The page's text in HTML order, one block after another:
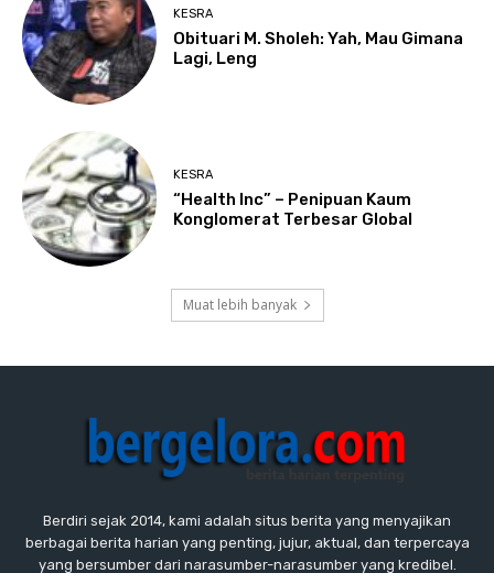
KESRA
Obituari M. Sholeh: Yah, Mau Gimana
Lagi, Leng
KESRA
“Health Inc” – Penipuan Kaum
Konglomerat Terbesar Global
Muat lebih banyak
Berdiri sejak 2014, kami adalah situs berita yang menyajikan
berbagai berita harian yang penting, jujur, aktual, dan terpercaya
yang bersumber dari narasumber-narasumber yang kredibel.